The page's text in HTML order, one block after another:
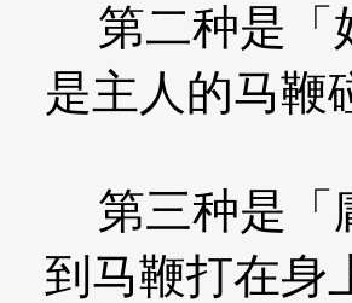
第二种是「
是主人的马鞭
第三种是「
到马鞭打在身